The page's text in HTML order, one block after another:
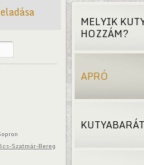
Szatmár-Bereg
MELYIK
HOZZÁM?
APRÓ